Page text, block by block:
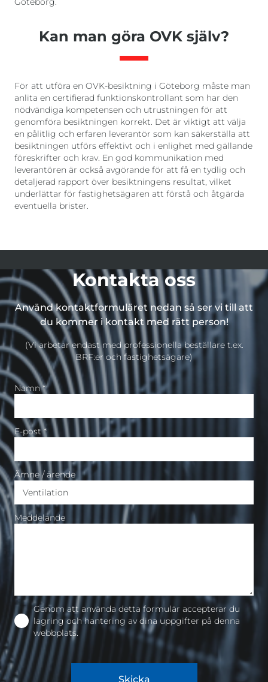
Kan man göra OVK själv?
För att utföra en OVK-besiktning i Göteborg måste man
anlita en certifierad funktionskontrollant som har den
nödvändiga kompetensen och utrustningen för att
genomföra besiktningen korrekt. Det är viktigt att välja
en pålitlig och erfaren leverantör som kan säkerställa att
besiktningen utförs effektivt och i enlighet med gällande
föreskrifter och krav. En god kommunikation med
leverantören är också avgörande för att få en tydlig och
detaljerad rapport över besiktningens resultat, vilket
underlättar för fastighetsägaren att förstå och åtgärda
eventuella brister.
Kontakta oss
Använd kontaktformuläret nedan så ser vi till att
du kommer i kontakt med rätt person!
(Vi arbetar endast med professionella beställare t.ex.
BRF:er och fastighetsägare)
Namn *
E-post *
Ämne / ärende
Meddelande
Genom att använda detta formulär accepterar du
lagring och hantering av dina uppgifter på denna
webbplats.
Skicka